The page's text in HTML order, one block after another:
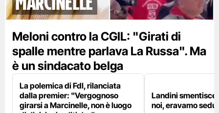
Meloni contro la CGIL: "Girati di
spalle mentre parlava La Russa". Ma
è un sindacato belga
La polemica di FdI, rilanciata
dalla premier: "Vergognoso
girarsi a Marcinelle, non è luogo
Landini
noi, eravamo